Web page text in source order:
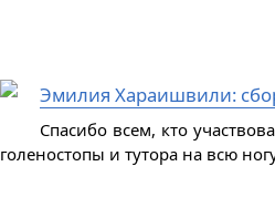
Эмилия Хараишвили:
Спасибо всем, кто
голеностопы и тутора на всю